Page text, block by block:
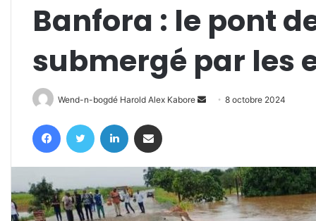
Banfora : le pont
submergé par les
Wend-n-bogdé Harold Alex Kabore
Envoyer8 octobre 2024
FacebookTwitter Linkedin